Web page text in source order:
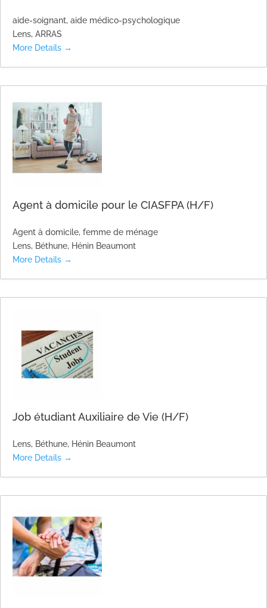
aide-soignant aide médico-psychologique
Lens ARRAS
More Details
Agent à domicile pour le CIASFPA (H/F)
Agent à domicile femme de ménage
Lens Béthune Hénin Beaumont
More Details
Job étudiant Auxiliaire de Vie (H/F)
Lens Béthune Hénin Beaumont
More Details